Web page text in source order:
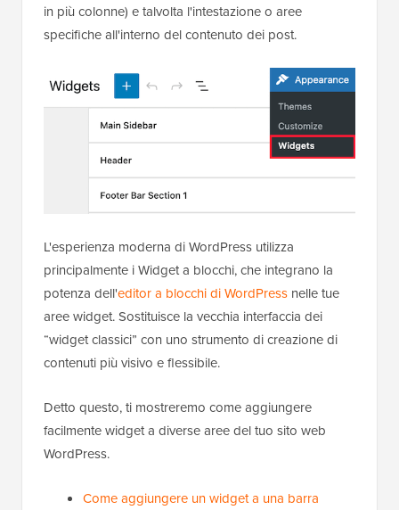
in più colonne) e talvolta l'intestazione o aree
specifiche all'interno del contenuto dei post.
L'esperienza moderna di WordPress utilizza
principalmente i Widget a blocchi, che integrano la
potenza dell'editor a blocchi di WordPress nelle tue
aree widget. Sostituisce la vecchia interfaccia dei
“widget classici” con uno strumento di creazione di
contenuti più visivo e flessibile.
Detto questo, ti mostreremo come aggiungere
facilmente widget a diverse aree del tuo sito web
WordPress.
Come aggiungere un widget a una barra